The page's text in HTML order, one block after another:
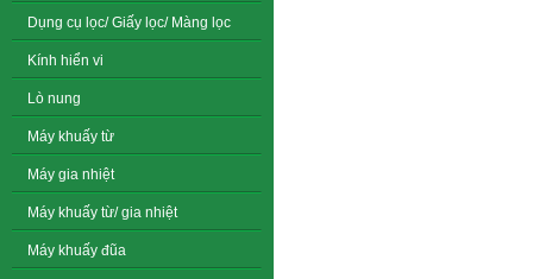
Dụng cụ lọc/ Giấy lọc/ Màng lọc
Kính hiển vi
Lò nung
Máy khuấy từ
Máy gia nhiệt
Máy khuấy từ/ gia nhiệt
Máy khuấy đũa